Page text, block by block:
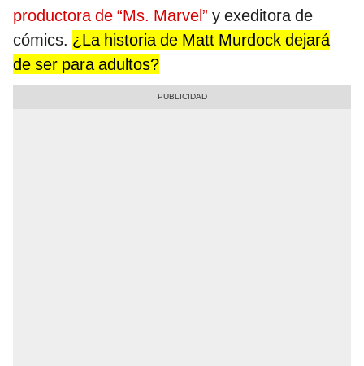
productora de “Ms. Marvel” y exeditora de
cómics. ¿La historia de Matt Murdock dejará
de ser para adultos?